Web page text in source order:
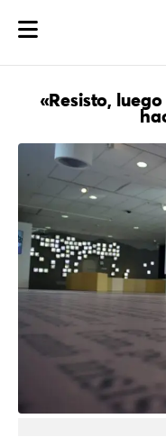
«Resisto,